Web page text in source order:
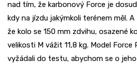
nad tím, že karbonový Force je
kdy na jízdu jakýmkoli terénem měl.
že kolo se 150 mm zdvihu, osazené
velikosti M vážit 11,8 kg. Model Force
vyžádali do testu, abychom se o